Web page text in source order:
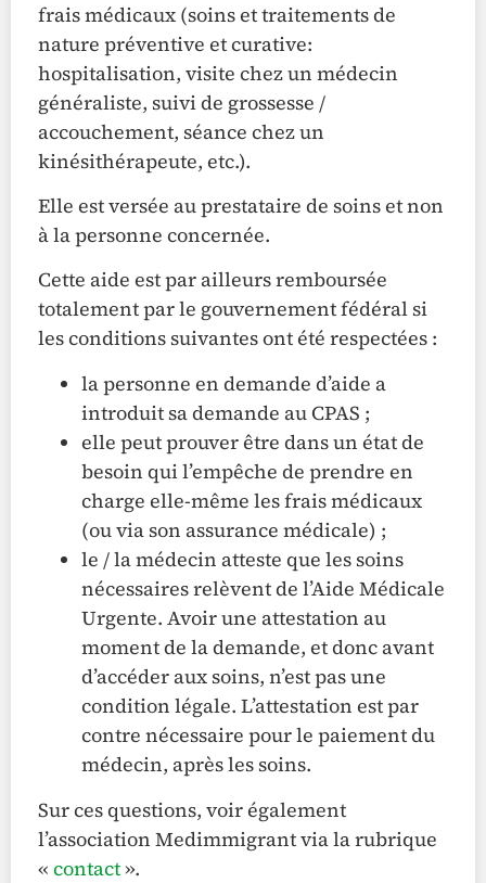
frais médicaux (soins et traitements de
nature préventive et curative:
hospitalisation, visite chez un médecin
généraliste, suivi de grossesse /
accouchement, séance chez un
kinésithérapeute, etc.).
Elle est versée au prestataire de soins et non
à la personne concernée.
Cette aide est par ailleurs remboursée
totalement par le gouvernement fédéral si
les conditions suivantes ont été respectées :
la personne en demande d’aide a
introduit sa demande au CPAS ;
elle peut prouver être dans un état de
besoin qui l’empêche de prendre en
charge elle-même les frais médicaux
(ou via son assurance médicale) ;
le / la médecin atteste que les soins
nécessaires relèvent de l’Aide Médicale
Urgente. Avoir une attestation au
moment de la demande, et donc avant
d’accéder aux soins, n’est pas une
condition légale. L’attestation est par
contre nécessaire pour le paiement du
médecin, après les soins.
Sur ces questions, voir également
l’association Medimmigrant via la rubrique
« contact».